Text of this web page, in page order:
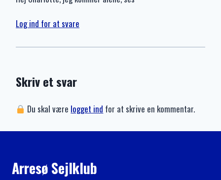
Log ind for at svare
Skriv et svar
Du skal være logget ind for at skrive en kommentar.
Arresø Sejlklub